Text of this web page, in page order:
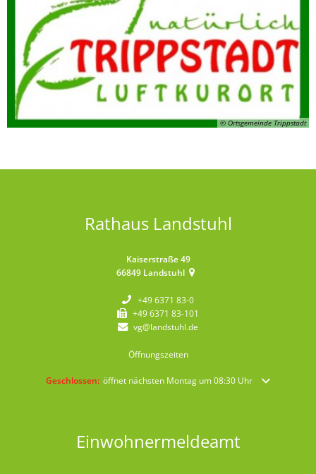
© Ortsgemeinde Trippstadt
Rathaus Landstuhl
Kaiserstraße 49
66849 Landstuhl
+49 6371 83-0
+49 6371 83-101
vg@landstuhl.de
Öffnungszeiten
Klicken, um weitere Öffnungs- oder Schließzeiten auszublenden
Geschlossen: öffnet nächsten Montag um 08:30 Uhr
Einwohnermeldeamt